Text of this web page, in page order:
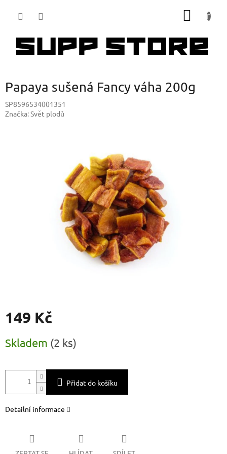
Papaya sušená Fancy váha 200g
SP8596534001351
Značka:Svět plodů
149 Kč
cena:
Skladem (2 ks)
Přidat do košíku
Detailní informace